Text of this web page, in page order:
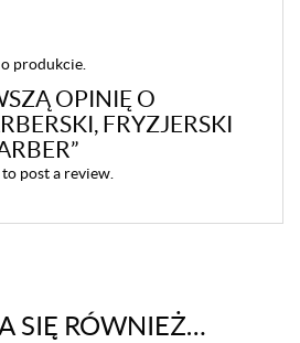
produkcie.
OPINIĘ O
FRYZJERSKI
to post a review.
SIĘ RÓWNIEŻ…